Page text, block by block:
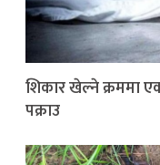
शिकार खेल्ने क्रममा
पक्राउ